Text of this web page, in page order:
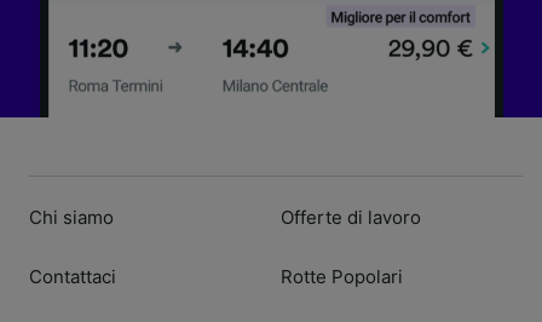
Chi siamo
Contattaci
Offerte di lavoro
Rotte Popolari